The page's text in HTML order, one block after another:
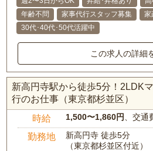
年齢不問
家事代行スタッフ募集 家
30代･40代･50代活躍中
この求人の詳細
新高円寺駅から徒歩5分！2LDK
行のお仕事（東京都杉並区）
時給 1,500〜1,860円 、交
勤務地
新高円寺 徒歩5分
（東京都杉並区付近）